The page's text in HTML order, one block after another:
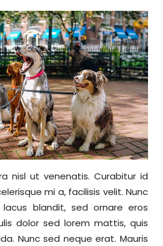
nisl ut venenatis. Curabitur id
mi a, facilisis velit. Nunc
blandit, sed ornare eros
dolor sed lorem mattis, quis
Nunc sed neque erat. Mauris